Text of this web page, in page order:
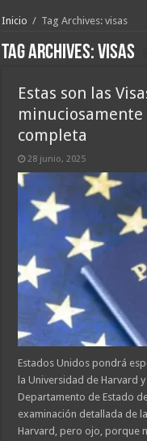
Inicio / Tag Archives: visas
Tag Archives:visas
Estas son las
completa
28 junio, 2025
Estados Unidos pondrá
la Universidad de Harvard
Departamento de Estado
examinación detallada de
Harvard, pero ojo, porque